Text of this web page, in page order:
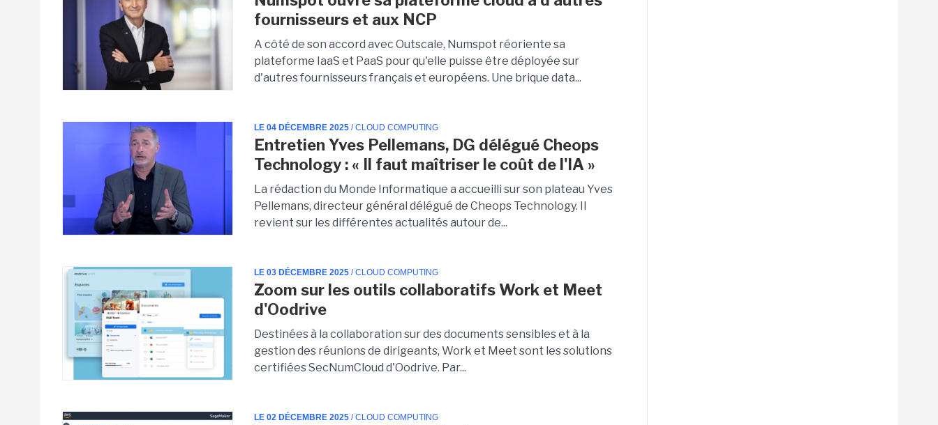
fournisseurs et aux NCP
A côté de son accord avec Outscale, Numspot réoriente sa
plateforme IaaS et PaaS pour qu'elle puisse être déployée sur
d'autres fournisseurs français et européens. Une brique data...
LE 04 DÉCEMBRE 2025 / CLOUD COMPUTING
Entretien Yves Pellemans, DG délégué Cheops
Technology : « Il faut maîtriser le coût de l'IA »
La rédaction du Monde Informatique a accueilli sur son plateau Yves
Pellemans, directeur général délégué de Cheops Technology. Il
revient sur les différentes actualités autour de...
LE 03 DÉCEMBRE 2025 / CLOUD COMPUTING
Zoom sur les outils collaboratifs Work et Meet
d'Oodrive
Destinées à la collaboration sur des documents sensibles et à la
gestion des réunions de dirigeants, Work et Meet sont les solutions
certifiées SecNumCloud d'Oodrive. Par...
LE 02 DÉCEMBRE 2025 / CLOUD COMPUTING